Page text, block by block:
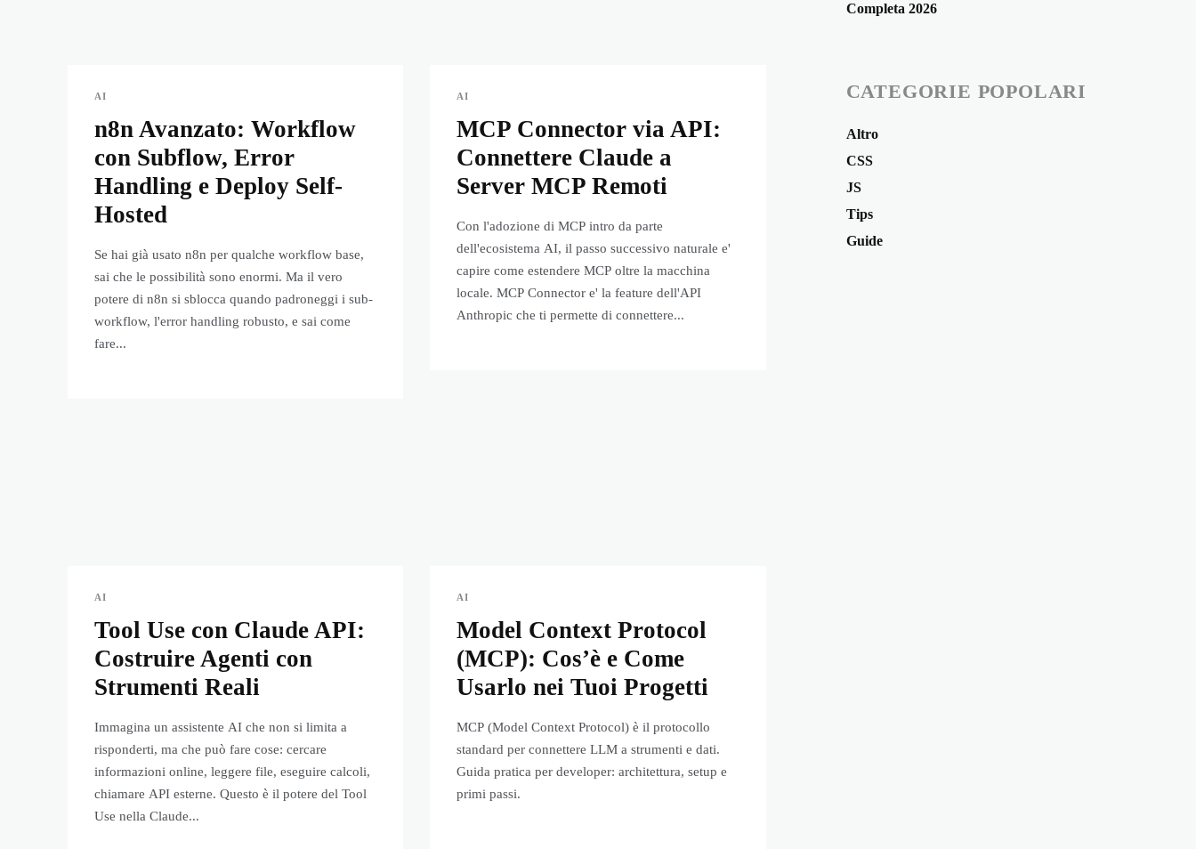
AI
n8n Avanzato: Workflow
con Subflow, Error
Handling e Deploy Self-
Hosted
Se hai già usato n8n per qualche workflow base,
sai che le possibilità sono enormi. Ma il vero
potere di n8n si sblocca quando padroneggi i sub-
workflow, l'error handling robusto, e sai come
fare...
AI
MCP Connector via API:
Connettere Claude a
Server MCP Remoti
Con l'adozione di MCP intro da parte
dell'ecosistema AI, il passo successivo naturale e'
capire come estendere MCP oltre la macchina
locale. MCP Connector e' la feature dell'API
Anthropic che ti permette di connettere...
AI
Tool Use con Claude API:
Costruire Agenti con
Strumenti Reali
Immagina un assistente AI che non si limita a
risponderti, ma che può fare cose: cercare
informazioni online, leggere file, eseguire calcoli,
chiamare API esterne. Questo è il potere del Tool
Use nella Claude...
AI
Model Context Protocol
(MCP): Cos’è e Come
Usarlo nei Tuoi Progetti
MCP (Model Context Protocol) è il protocollo
standard per connettere LLM a strumenti e dati.
Guida pratica per developer: architettura, setup e
primi passi.
Completa 2026
CATEGORIE POPOLARI
Altro
CSS
JS
Tips
Guide